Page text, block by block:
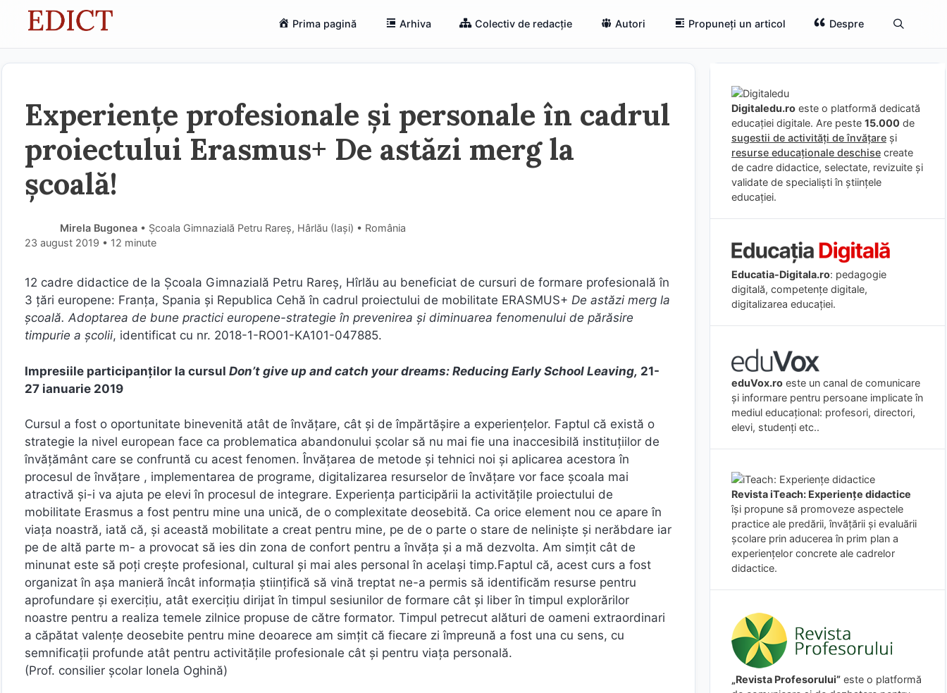
Prima pagină Arhiva Colectiv de redacție Autori Propuneți un articol Despre
Experiențe profesionale și personale în cadrul
proiectului Erasmus+ De astăzi merg la
școală!
Mirela Bugonea • Școala Gimnazială Petru Rareș, Hârlău (Iaşi) • România
23 august 2019 • 12 minute
12 cadre didactice de la Școala Gimnazială Petru Rareș, Hîrlău au beneficiat de cursuri de formare profesională în
3 țări europene: Franța, Spania și Republica Cehă în cadrul proiectului de mobilitate ERASMUS+ De astăzi merg la
școală. Adoptarea de bune practici europene-strategie în prevenirea și diminuarea fenomenului de părăsire
timpurie a școlii, identificat cu nr. 2018-1-RO01-KA101-047885.
Impresiile participanților la cursul Don’t give up and catch your dreams: Reducing Early School Leaving, 21-
27 ianuarie 2019
Cursul a fost o oportunitate binevenită atât de învățare, cât și de împărtășire a experiențelor. Faptul că există o
strategie la nivel european face ca problematica abandonului școlar să nu mai fie una inaccesibilă instituțiilor de
învățământ care se confruntă cu acest fenomen. Învățarea de metode și tehnici noi și aplicarea acestora în
procesul de învățare , implementarea de programe, digitalizarea resurselor de învățare vor face școala mai
atractivă și-i va ajuta pe elevi în procesul de integrare. Experiența participării la activitățile proiectului de
mobilitate Erasmus a fost pentru mine una unică, de o complexitate deosebită. Ca orice element nou ce apare în
viața noastră, iată că, și această mobilitate a creat pentru mine, pe de o parte o stare de neliniște și nerăbdare iar
pe de altă parte m- a provocat să ies din zona de confort pentru a învăța și a mă dezvolta. Am simțit cât de
minunat este să poți crește profesional, cultural și mai ales personal în același timp.Faptul că, acest curs a fost
organizat în aşa manieră încât informaţia ştiinţifică să vină treptat ne-a permis să identificăm resurse pentru
aprofundare şi exerciţiu, atât exerciţiu dirijat în timpul sesiunilor de formare cât și liber în timpul explorărilor
noastre pentru a realiza temele zilnice propuse de către formator. Timpul petrecut alături de oameni extraordinari
a căpătat valențe deosebite pentru mine deoarece am simțit că fiecare zi împreună a fost una cu sens, cu
semnificații profunde atât pentru activitățile profesionale cât și pentru viața personală.
(Prof. consilier școlar Ionela Oghină)
Digitaledu.ro este o platformă dedicată
educației digitale. Are peste 15.000 de
sugestii de activități de învățare și
resurse educaționale deschise create
de cadre didactice, selectate, revizuite și
validate de specialiști în științele
educației.
Educatia-Digitala.ro: pedagogie
digitală, competențe digitale,
digitalizarea educației.
eduVox.ro este un canal de comunicare
și informare pentru persoane implicate în
mediul educațional: profesori, directori,
elevi, studenți etc..
Revista iTeach: Experienţe didactice
îşi propune să promoveze aspectele
practice ale predării, învăţării şi evaluării
şcolare prin aducerea în prim plan a
experienţelor concrete ale cadrelor
didactice.
„Revista Profesorului” este o platformă